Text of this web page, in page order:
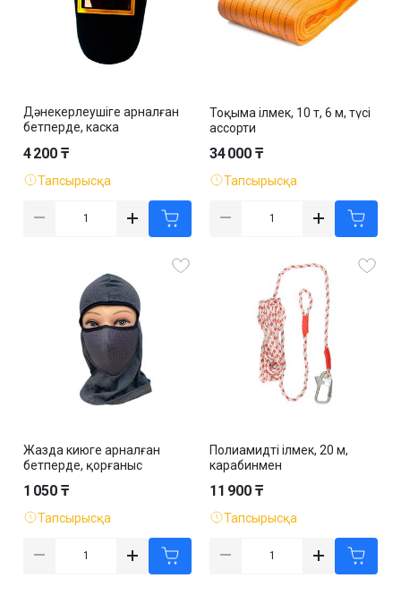
Дәнекерлеушіге арналған
бетперде, каска
4 200 ₸
Тапсырысқа
Тоқыма ілмек, 10 т, 6 м, түсі
ассорти
34 000 ₸
Тапсырысқа
Жазда киюге арналған
бетперде, қорғаныс
1 050 ₸
Тапсырысқа
Полиамидті ілмек, 20 м,
карабинмен
11 900 ₸
Тапсырысқа